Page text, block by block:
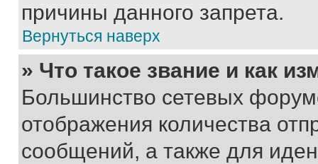
причины данного запрета.
Вернуться наверх
» Что такое звание и как
Большинство сетевых
отображения количества
сообщений, а также для